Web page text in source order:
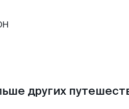
других